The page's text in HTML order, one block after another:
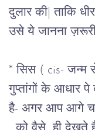
दुलार की| ताकि
उसे ये जानना
* सिस ( cis- जन्म
गुप्तांगों के आधार पे
है- अगर आप आगे